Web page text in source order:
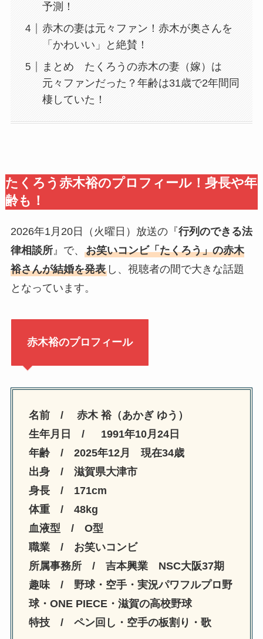
予測！
赤木の妻は元々ファン！赤木が奥さんを
「かわいい」と絶賛！
まとめ たくろうの赤木の妻（嫁）は
元々ファンだった？年齢は31歳で2年間同
棲していた！
たくろう赤木裕のプロフィール！身長や年
齢も！
2026年1月20日（火曜日）放送の『行列のできる法
律相談所』で、 お笑いコンビ「たくろう」の赤木
裕さんが結婚を発表し、視聴者の間で大きな話題
となっています。
赤木裕のプロフィール
名前 / 赤木 裕（あかぎ ゆう）
生年月日 / 1991年10月24日
年齢 / 2025年12月 現在34歳
出身 / 滋賀県大津市
身長 / 171cm
体重 / 48kg
血液型 / O型
職業 / お笑いコンビ
所属事務所 / 吉本興業 NSC大阪37期
趣味 / 野球・空手・実況パワフルプロ野
球・ONE PIECE・滋賀の高校野球
特技 / ペン回し・空手の板割り・歌